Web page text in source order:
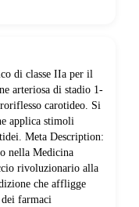
di classe IIa per il
arteriosa di stadio 1-
carotideo. Si
applica stimoli
Meta Description:
nella Medicina
rivoluzionario alla
che affligge
farmaci